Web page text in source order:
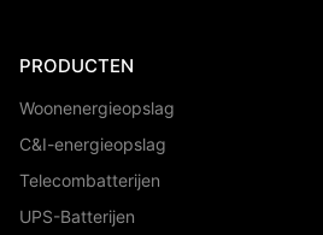
PRODUCTEN
Woonenergieopslag
C&I-energieopslag
Telecombatterijen
UPS-Batterijen